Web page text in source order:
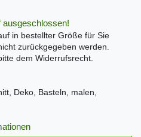
ausgeschlossen!
in bestellter Größe für Sie
zurückgegeben werden.
dem Widerrufsrecht.
Deko, Basteln, malen,